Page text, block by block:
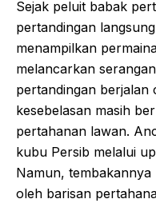
Sejak peluit babak
pertandingan
menampilkan
melancarkan
pertandingan berjalan
kesebelasan masih
pertahanan lawan.
kubu Persib melalui
Namun, tembakannya
oleh barisan